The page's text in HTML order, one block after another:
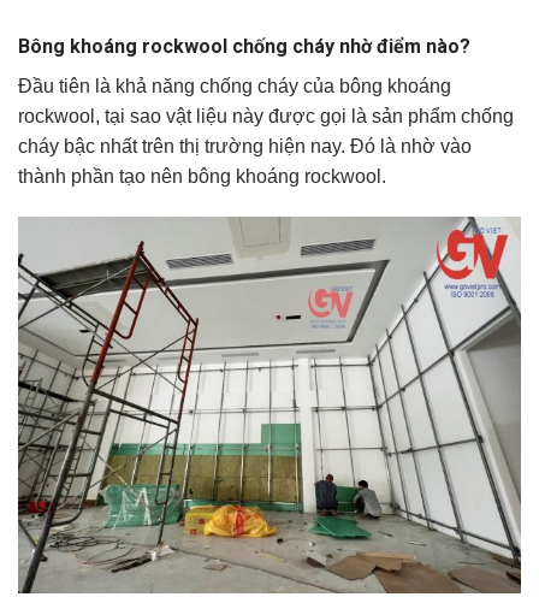
Bông khoáng rockwool chống cháy nhờ điểm nào?
Đầu tiên là khả năng chống cháy của bông khoáng
rockwool, tại sao vật liệu này được gọi là sản phẩm chống
cháy bậc nhất trên thị trường hiện nay. Đó là nhờ vào
thành phần tạo nên bông khoáng rockwool.